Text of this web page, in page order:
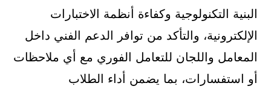
البنية التكنولوجية وكفاءة أنظمة الاختبارات
الإلكترونية، والتأكد من توافر الدعم الفني داخل
المعامل واللجان للتعامل الفوري مع أي ملاحظات
أو استفسارات، بما يضمن أداء الطلاب